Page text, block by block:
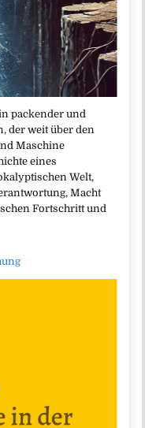
packender und
der weit über den
Maschine
eines
Welt,
Macht
Fortschritt und